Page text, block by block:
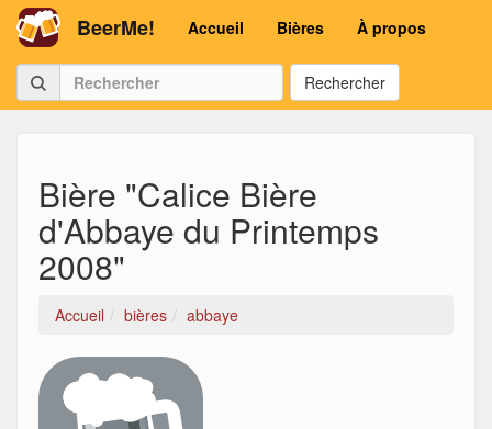
BeerMe! Accueil Bières À propos
Rechercher
Bière "Calice Bière
d'Abbaye du Printemps
2008"
Accueil bières abbaye